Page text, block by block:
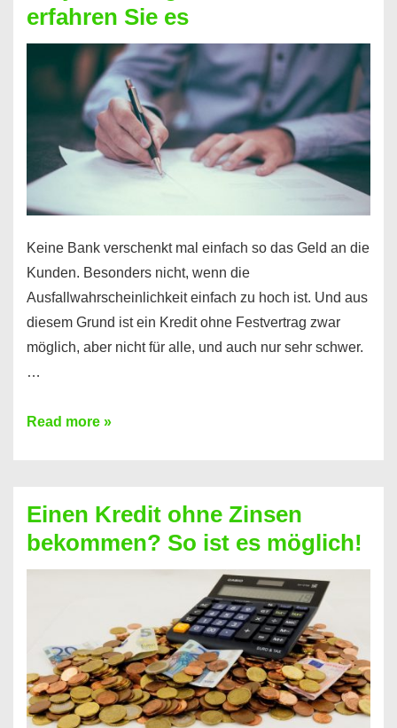
nicht
nur
für
Handy
möglich!
erfahren Sie es
Keine Bank verschenkt mal einfach so das Geld an die
Kunden. Besonders nicht, wenn die
Ausfallwahrscheinlichkeit einfach zu hoch ist. Und aus
diesem Grund ist ein Kredit ohne Festvertrag zwar
möglich, aber nicht für alle, und auch nur sehr schwer.
…
Ist
Festvertrag
für
jeden
erfahren
Sie
es
Read more »
Einen Kredit ohne Zinsen
bekommen? So ist es möglich!